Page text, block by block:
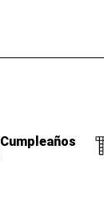
Cumpleaños